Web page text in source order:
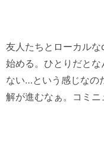
友人たちとローカル
始める。ひとりだと
ない…という感じなの
解が進むなぁ。コミニ